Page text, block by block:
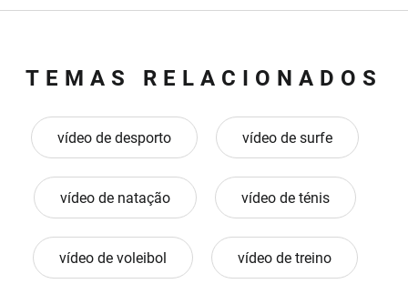
TEMAS RELACIONADOS
vídeo de desporto vídeo de surfe
vídeo de natação vídeo de ténis
vídeo de voleibol vídeo de treino